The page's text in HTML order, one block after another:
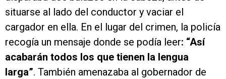
situarse al lado del conductor y vaciar el
cargador en ella. En el lugar del crimen, la policía
recogía un mensaje donde se podía leer: “Así
acabarán todos los que tienen la lengua
larga”. También amenazaba al gobernador de